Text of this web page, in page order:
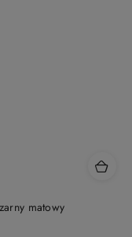
matowy